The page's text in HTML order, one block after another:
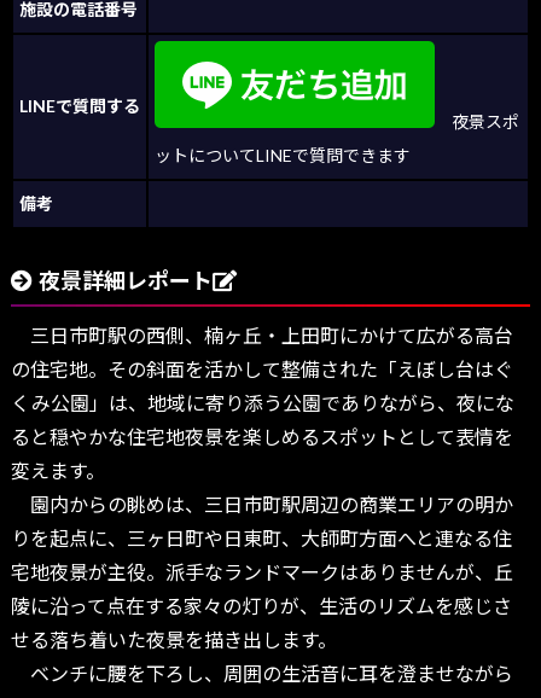
施設の電話番号
LINEで質問する
夜景スポ
ットについてLINEで質問できます
備考
夜景詳細レポート
三日市町駅の西側、楠ヶ丘・上田町にかけて広がる高台
の住宅地。その斜面を活かして整備された「えぼし台はぐ
くみ公園」は、地域に寄り添う公園でありながら、夜にな
ると穏やかな住宅地夜景を楽しめるスポットとして表情を
変えます。
園内からの眺めは、三日市町駅周辺の商業エリアの明か
りを起点に、三ヶ日町や日東町、大師町方面へと連なる住
宅地夜景が主役。派手なランドマークはありませんが、丘
陵に沿って点在する家々の灯りが、生活のリズムを感じさ
せる落ち着いた夜景を描き出します。
ベンチに腰を下ろし、周囲の生活音に耳を澄ませながら